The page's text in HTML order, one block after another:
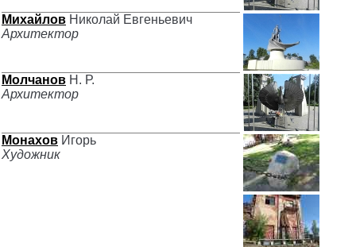
Михайлов Николай Евгеньевич
Архитектор
Молчанов Н. Р.
Архитектор
Монахов Игорь
Художник